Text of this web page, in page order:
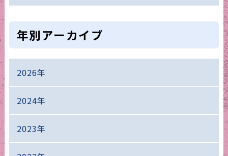
年別アーカイブ
2026年
2024年
2023年